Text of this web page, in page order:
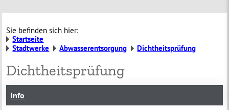
Sie befinden sich hier:
Startseite
Stadtwerke
Abwasserentsorgung Dichtheitsprüfung
Dichtheitsprüfung
Info